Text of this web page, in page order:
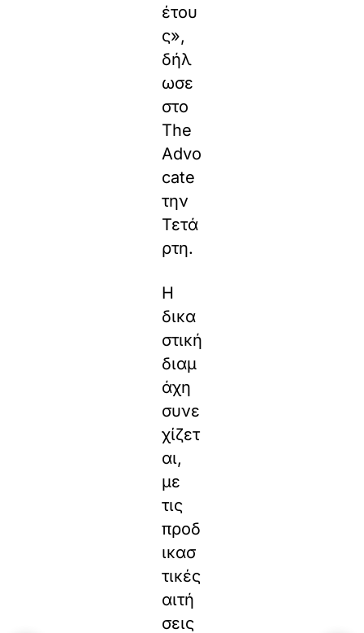
έτου
ς»,
δήλ
ωσε
στο
The
Advo
cate
την
Τετά
ρτη.
Η
δικα
στική
διαμ
άχη
συνε
χίζετ
αι,
με
τις
προδ
ικασ
τικές
αιτή
σεις